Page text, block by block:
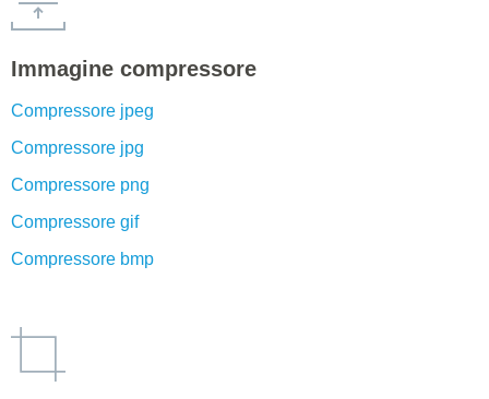
Immagine compressore
Compressore jpeg
Compressore jpg
Compressore png
Compressore gif
Compressore bmp